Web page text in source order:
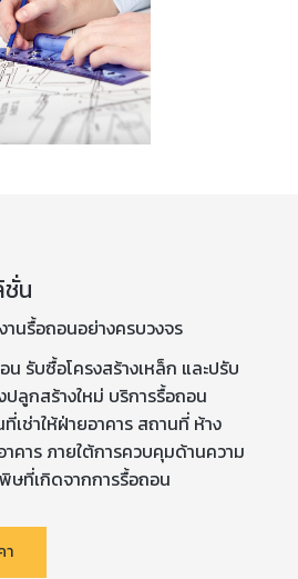
ชั่น
นรื้อถอนอย่างครบวงจร
รับซื้อโครงสร้างเหล็ก และปรับ
ลูกสร้างใหม่ บริการรื้อถอน
เช่าให้ฝ่ายอาคาร สถานที่ ห้าง
คาร ภายใต้การควบคุมด้านความ
ที่เกิดจากการรื้อถอน
า